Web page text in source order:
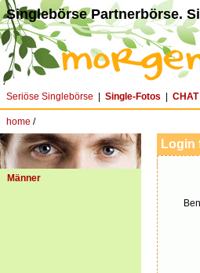
Singlebörse Partnerbörse.
Seriöse Singlebörse Single-Fotos CHAT
home /
Männer
Login